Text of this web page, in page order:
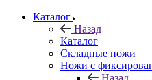
Каталог
Назад
Каталог
Складные ножи
Ножи с
Назад